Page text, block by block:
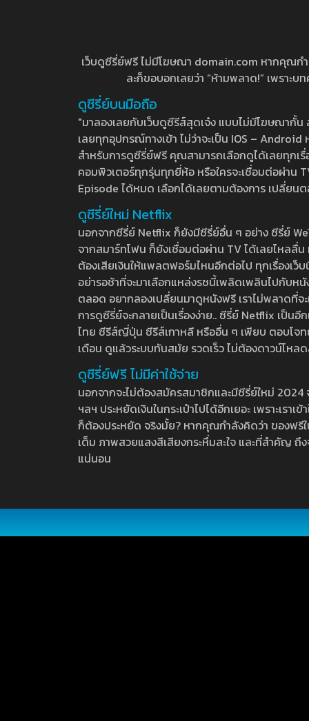
เว็บดูซีรี่ย์ฟรี ไม่มีโฆษณา domain.com หากคุณก
ละก็ขอบอกเลยว่า “ห้ามพลาด!” เพราะ
ดูซีรี่ย์บนมือถือ
"มาลองเลยกับเว็บดูซีรีส์สุดเจ๋ง แบบไม่มีโฆษณากั้
เลยทุกอุปกรณ์ทางเข้า ไม่ว่าจะเป็น IOS –
สำหรับการดูซีรี่ย์ฟรี คุณสามารถเลือกดูได้เลยทุกเ
คอมพิวเตอร์ทุกรุ่นทุกยี่ห้อ หรือใครจะเชื่อมต่อผ่าน
Episode ได้หมด เลือกได้เลยตามต้องการ เปลี่ยน
ดูซีรี่ย์ใหม่ Netflix
นอกจากซีรี่ย์ Netflix ก็ยังมีซีรี่ย์อื่น ๆ อย่าง ซีรี่ย์
จากสมาร์ทโฟน ก็ยังเชื่อมต่อผ่าน TV ได้เลยไหลลื่
ต้องเสียเงินให้แพลตฟอร์มไหนอีกต่อไป ทุกเรื่องเว็
อย่ารอช้าที่จะมาเลือกแหล่งรชนี้เพลิดเพลินไปกับห
ตลอด อยากลองเปลี่ยนมาดูหนังฟรี เราไม่พลาดที่
การดูซีรี่ย์จะกลายเป็นเรื่องง่าย.. ซีรี่ย์ Netflix เป็น
ไทย ซีรีส์ญี่ปุ่น ซีรีส์เกาหลี หรืออื่น ๆ เพียบ ตอบโจท
เดือน ดูแล้วระบบทันสมัย รวดเร็ว ไม่ต้องดาวน์โห
ดูซีรี่ย์ฟรี ไม่มีค่าใช้จ่าย
นอกจากจะไม่ต้องสมัครสมาชิกและมีซีรี่ย์ใหม่
ฯลฯ ประหยัดเงินในกระเป๋าไปได้อีกเยอะ เพราะเร
ก็ต้องประหยัด จริงมั้ย? หากคุณกำลังคิดว่า ของฟ
เต็ม ภาพสวยแสงสีเสียงกระหึ่มสะใจ และที่สำคัญ
แน่นอน